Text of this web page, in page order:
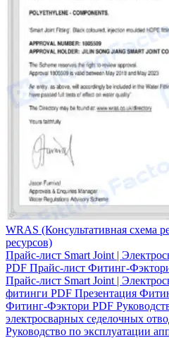
WRAS (Консультативная схема
ресурсов)
Прайс-лист Smart Joint |
PDF Прайс-лист Фитинг-
Прайс-лист Smart Joint |
фитинги PDF Презентация
Фитинг-Фэктори PDF
электросварных седелочных
Руководство по эксплуатации